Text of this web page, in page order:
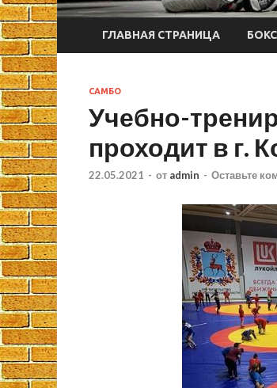
ГЛАВНАЯ СТРАНИЦА БОКС
САМБО
Учебно-
проходит в г.
22.05.2021 - от admin - Оставьте